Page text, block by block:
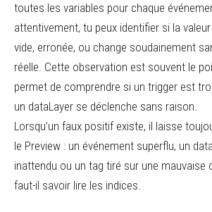
toutes les variables pour chaque
attentivement, tu peux identifier si la
vide, erronée, ou change soudainement
réelle. Cette observation est souvent le
permet de comprendre si un trigger est
un dataLayer se déclenche sans raison.
Lorsqu’un faux positif existe, il laisse
le Preview : un événement superflu, un
inattendu ou un tag tiré sur une mauvaise
faut-il savoir lire les indices.